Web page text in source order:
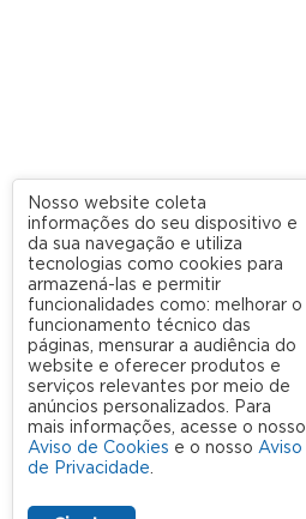
Nosso website coleta
informações do seu dispositivo e
da sua navegação e utiliza
tecnologias como cookies para
armazená-las e permitir
funcionalidades como: melhorar o
funcionamento técnico das
páginas, mensurar a audiência do
website e oferecer produtos e
serviços relevantes por meio de
anúncios personalizados. Para
mais informações, acesse o nosso
Aviso de Cookies e o nosso Aviso
de Privacidade.